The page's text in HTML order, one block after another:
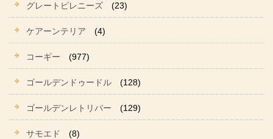
グレートピレニーズ (23)
ケアーンテリア (4)
コーギー (977)
ゴールデンドゥードル (128)
ゴールデンレトリバー (129)
サモエド (8)